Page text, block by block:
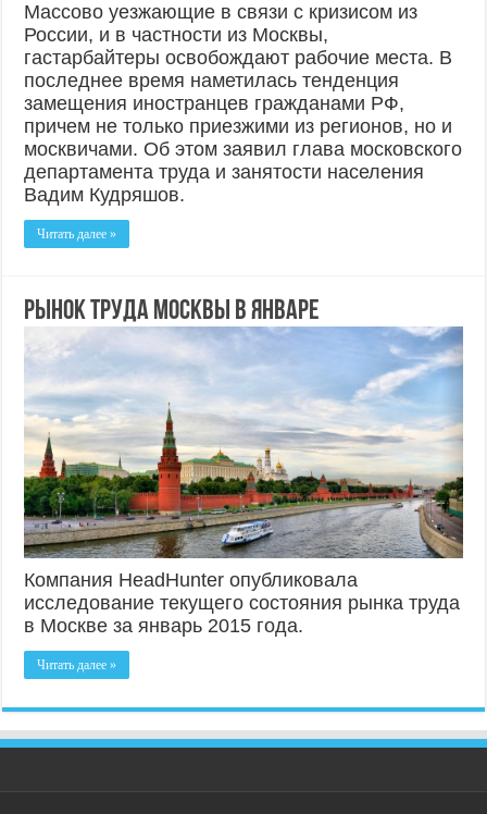
Массово уезжающие в связи с кризисом из
России, и в частности из Москвы,
гастарбайтеры освобождают рабочие места. В
последнее время наметилась тенденция
замещения иностранцев гражданами РФ,
причем не только приезжими из регионов, но и
москвичами. Об этом заявил глава московского
департамента труда и занятости населения
Вадим Кудряшов.
Читать далее »
Рынок труда Москвы в январе
Компания HeadHunter опубликовала
исследование текущего состояния рынка труда
в Москве за январь 2015 года.
Читать далее »